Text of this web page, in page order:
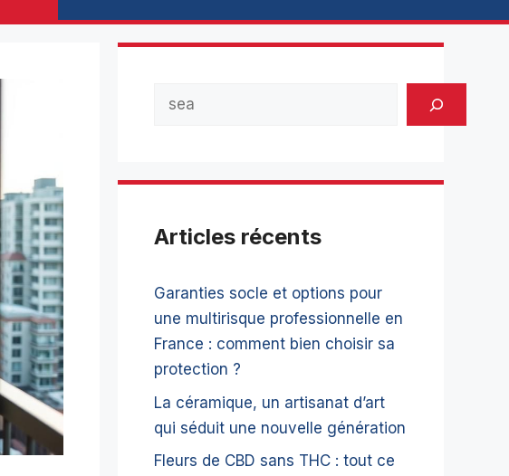
Articles récents
Garanties socle et options pour
une multirisque professionnelle en
France : comment bien choisir sa
protection ?
La céramique, un artisanat d’art
qui séduit une nouvelle génération
Fleurs de CBD sans THC : tout ce